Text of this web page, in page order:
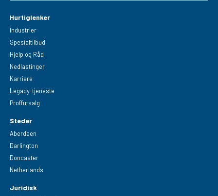
Hurtiglenker
Industrier
Spesialtilbud
Hjelp og Råd
Nedlastinger
Karriere
Legacy-tjeneste
Proffutsalg
Steder
Aberdeen
Darlington
Doncaster
Netherlands
Juridisk